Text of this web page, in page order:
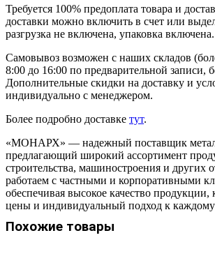
Требуется 100% предоплата товара и
доставки можно включить в счет или
разгрузка не включена, упаковка включена.
Самовывоз возможен с наших складов
8:00 до 16:00 по предварительной записи,
Дополнительные скидки на доставку и
индивидуально с менеджером.
Более подробно доставке тут.
«МОНАРХ» — надежный поставщик
предлагающий широкий ассортимент
строительства, машиностроения и других
работаем с частными и корпоративными
обеспечивая высокое качество продукции,
цены и индивидуальный подход к каждому
Похожие товары